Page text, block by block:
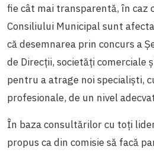
fie cât mai transparentă, în caz
Consiliului Municipal sunt
că desemnarea prin concurs a
de Direcții, societăți comerciale
pentru a atrage noi specialiști,
profesionale, de un nivel
În baza consultărilor cu toți
propus ca din comisie să facă